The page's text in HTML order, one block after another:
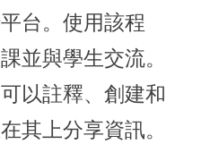
台。使用該程
並與學生交流。
以註釋、創建和
其上分享資訊。